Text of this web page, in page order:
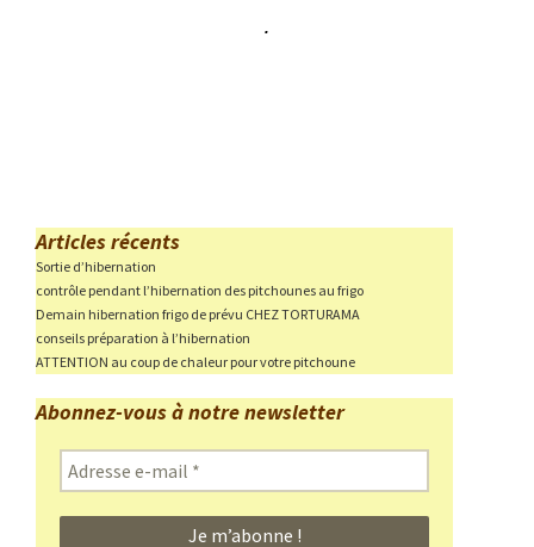
.
Articles récents
Sortie d’hibernation
contrôle pendant l’hibernation des pitchounes au frigo
Demain hibernation frigo de prévu CHEZ TORTURAMA
conseils préparation à l’hibernation
ATTENTION au coup de chaleur pour votre pitchoune
Abonnez-vous à notre newsletter
Adresse
e-
mail